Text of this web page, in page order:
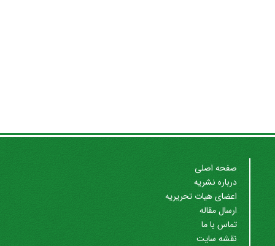
صفحه اصلی
درباره نشریه
اعضای هیات تحریریه
ارسال مقاله
تماس با ما
نقشه سایت